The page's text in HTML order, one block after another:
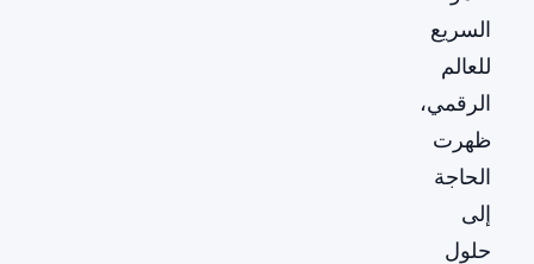
السريع
للعالم
الرقمي،
ظهرت
الحاجة
إلى
حلول